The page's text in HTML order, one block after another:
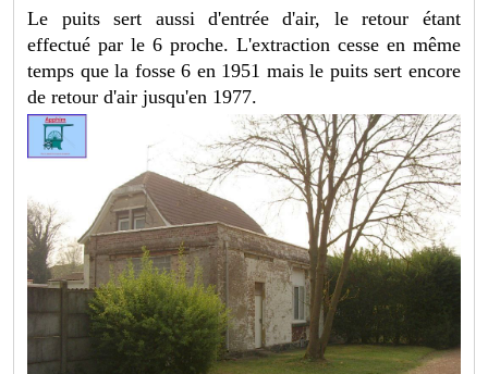
Le puits sert aussi d'entrée d'air, le retour étant
effectué par le 6 proche. L'extraction cesse en même
temps que la fosse 6 en 1951 mais le puits sert encore
de retour d'air jusqu'en 1977.